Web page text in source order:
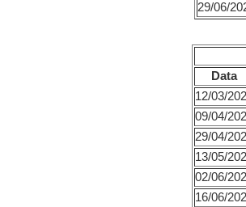
29/06/
Data
12/03/
09/04/
29/04/
13/05/
02/06/
16/06/